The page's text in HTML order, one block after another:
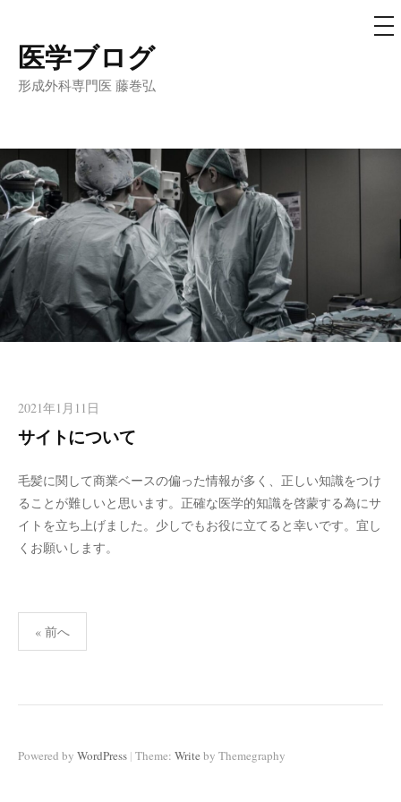
コ
ン
ツ
へ
ス
キ
ッ
医学ブログ
形成外科専門医 藤巻弘
メ
ニ
2021年1月11日
サイトについて
毛髪に関して商業ベースの偏った情報が多く、正しい知識をつけ
ることが難しいと思います。正確な医学的知識を啓蒙する為にサ
イトを立ち上げました。少しでもお役に立てると幸いです。宜し
くお願いします。
稿
送
« 前へ
Powered by WordPress | Theme: Write by Themegraphy